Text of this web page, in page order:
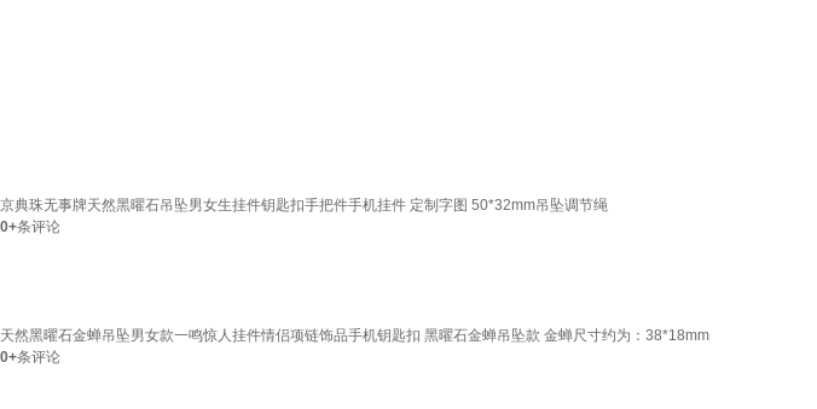
京典珠无事牌天然黑曜石吊坠男女生挂件钥匙扣手把件手机挂件 定制字图 50*32mm吊坠调节绳
0+条评论
天然黑曜石金蝉吊坠男女款一鸣惊人挂件情侣项链饰品手机钥匙扣 黑曜石金蝉吊坠款 金蝉尺寸约为：38*18mm
0+条评论